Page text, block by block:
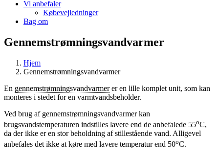
Vi anbefaler
Købevejledninger
Bag om
Gennemstrømningsvandvarmer
Hjem
Gennemstrømningsvandvarmer
En gennemstrømningsvandvarmerer en lille komplet unit, som kan
monteres i stedet for en varmtvandsbeholder.
Ved brug af gennemstrømningsvandvarmer kan
brugsvandstemperaturen indstilles lavere end de anbefalede 55oC,
da der ikke er en stor beholdning af stillestående vand. Alligevel
anbefales det ikke at køre med lavere temperatur end 50oC.